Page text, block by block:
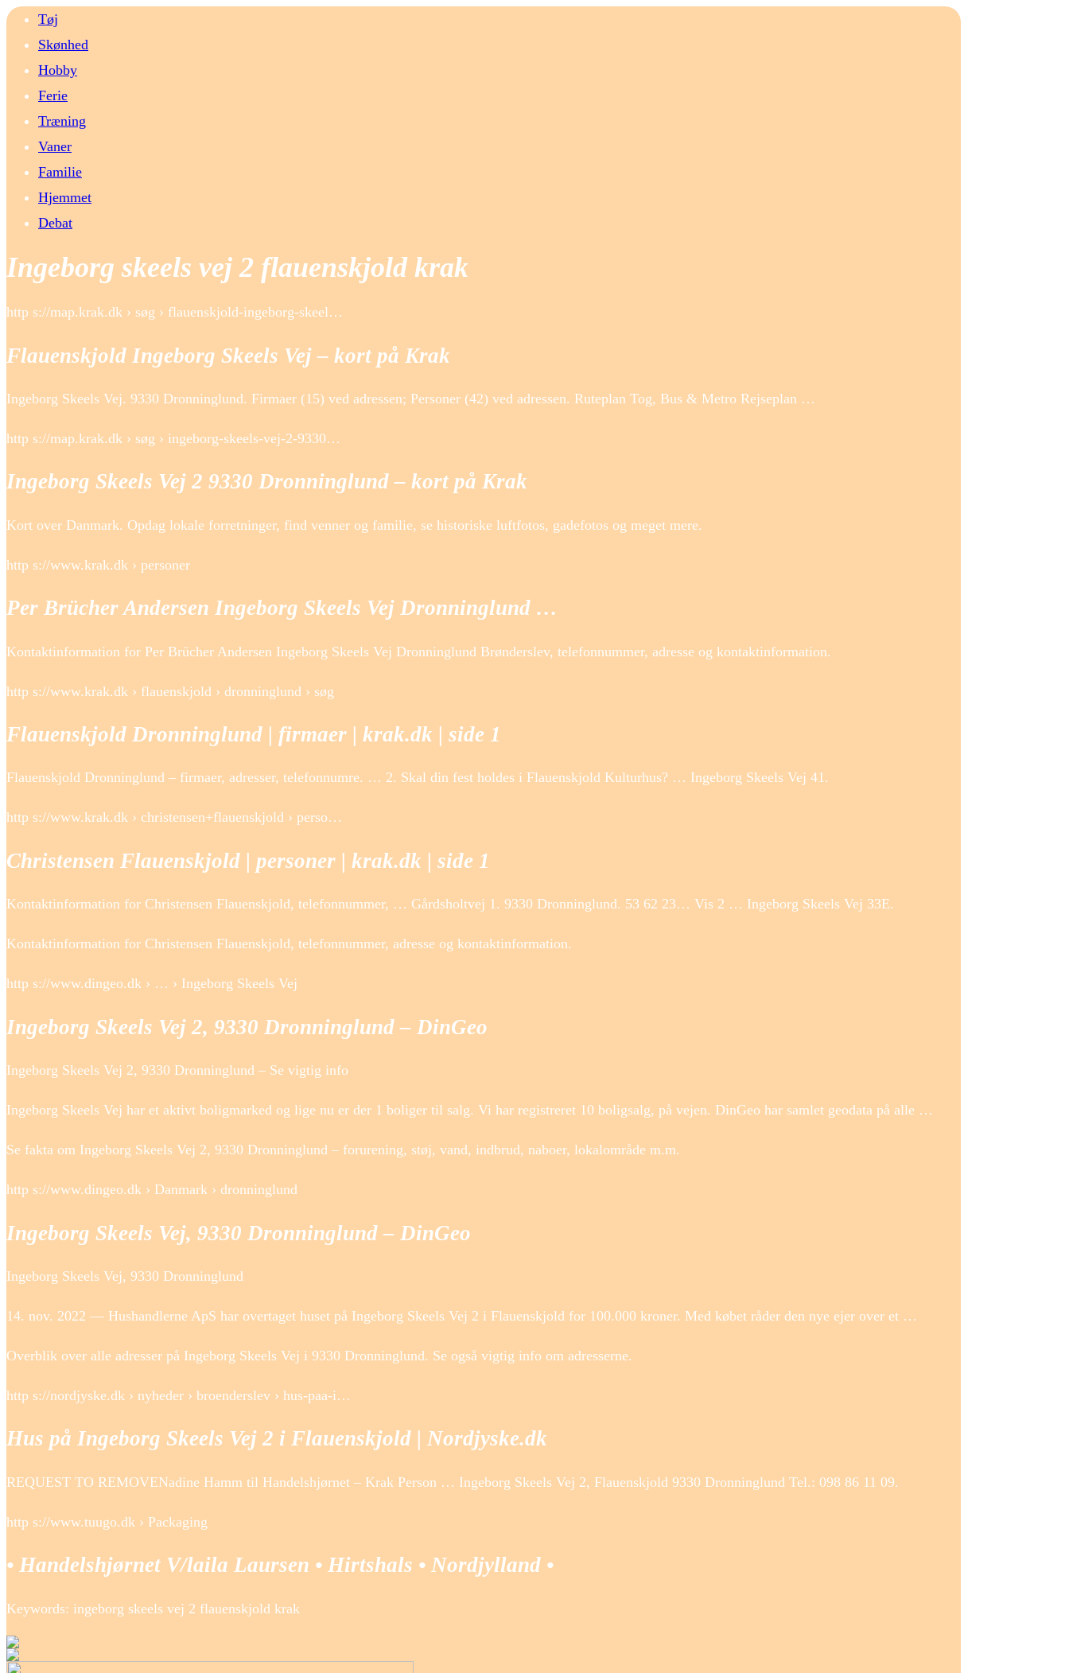
Tøj
Skønhed
Hobby
Ferie
Træning
Vaner
Familie
Hjemmet
Debat
Ingeborg skeels vej 2 flauenskjold krak
http s://map.krak.dk › søg › flauenskjold-ingeborg-skeel…
Flauenskjold Ingeborg Skeels Vej – kort på Krak
Ingeborg Skeels Vej. 9330 Dronninglund. Firmaer (15) ved adressen; Personer (42) ved adressen. Ruteplan Tog, Bus & Metro Rejseplan …
http s://map.krak.dk › søg › ingeborg-skeels-vej-2-9330…
Ingeborg Skeels Vej 2 9330 Dronninglund – kort på Krak
Kort over Danmark. Opdag lokale forretninger, find venner og familie, se historiske luftfotos, gadefotos og meget mere.
http s://www.krak.dk › personer
Per Brücher Andersen Ingeborg Skeels Vej Dronninglund …
Kontaktinformation for Per Brücher Andersen Ingeborg Skeels Vej Dronninglund Brønderslev, telefonnummer, adresse og kontaktinformation.
http s://www.krak.dk › flauenskjold › dronninglund › søg
Flauenskjold Dronninglund | firmaer | krak.dk | side 1
Flauenskjold Dronninglund – firmaer, adresser, telefonnumre. … 2. Skal din fest holdes i Flauenskjold Kulturhus? … Ingeborg Skeels Vej 41.
http s://www.krak.dk › christensen+flauenskjold › perso…
Christensen Flauenskjold | personer | krak.dk | side 1
Kontaktinformation for Christensen Flauenskjold, telefonnummer, … Gårdsholtvej 1. 9330 Dronninglund. 53 62 23… Vis 2 … Ingeborg Skeels Vej 33E.
Kontaktinformation for Christensen Flauenskjold, telefonnummer, adresse og kontaktinformation.
http s://www.dingeo.dk › … › Ingeborg Skeels Vej
Ingeborg Skeels Vej 2, 9330 Dronninglund – DinGeo
Ingeborg Skeels Vej 2, 9330 Dronninglund – Se vigtig info
Ingeborg Skeels Vej har et aktivt boligmarked og lige nu er der 1 boliger til salg. Vi har registreret 10 boligsalg, på vejen. DinGeo har samlet geodata på alle …
Se fakta om Ingeborg Skeels Vej 2, 9330 Dronninglund – forurening, støj, vand, indbrud, naboer, lokalområde m.m.
http s://www.dingeo.dk › Danmark › dronninglund
Ingeborg Skeels Vej, 9330 Dronninglund – DinGeo
Ingeborg Skeels Vej, 9330 Dronninglund
14. nov. 2022 — Hushandlerne ApS har overtaget huset på Ingeborg Skeels Vej 2 i Flauenskjold for 100.000 kroner. Med købet råder den nye ejer over et …
Overblik over alle adresser på Ingeborg Skeels Vej i 9330 Dronninglund. Se også vigtig info om adresserne.
http s://nordjyske.dk › nyheder › broenderslev › hus-paa-i…
Hus på Ingeborg Skeels Vej 2 i Flauenskjold | Nordjyske.dk
REQUEST TO REMOVENadine Hamm til Handelshjørnet – Krak Person … Ingeborg Skeels Vej 2, Flauenskjold 9330 Dronninglund Tel.: 098 86 11 09.
http s://www.tuugo.dk › Packaging
• Handelshjørnet V/laila Laursen • Hirtshals • Nordjylland •
Keywords: ingeborg skeels vej 2 flauenskjold krak